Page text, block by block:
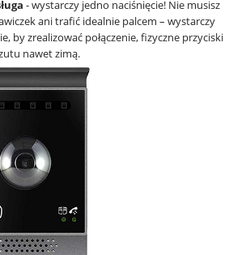
- wystarczy jedno naciśnięcie! Nie musisz
ani trafić idealnie palcem – wystarczy
by zrealizować połączenie, fizyczne przyciski
nawet zimą.